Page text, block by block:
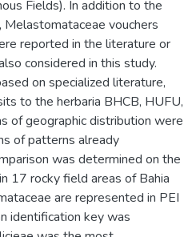
Fields). In addition to the
vouchers
reported in the literature or
considered in this study.
on specialized literature,
to the herbaria BHCB, HUFU,
of geographic distribution were
of patterns already
was determined on the
17 rocky field areas of Bahia
are represented in PEI
identification key was